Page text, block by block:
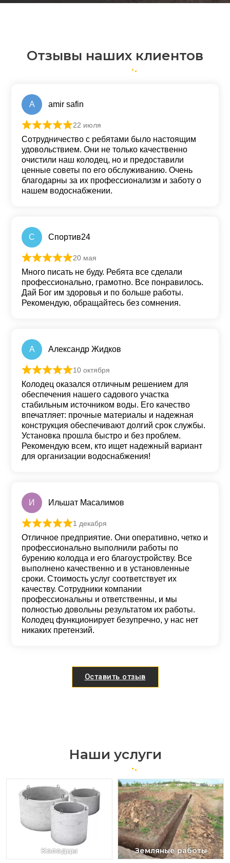
Отзывы наших клиентов
A amir safin
Оценка
22 июля
Сотрудничество с ребятами было настоящим
удовольствием. Они не только качественно
очистили наш колодец, но и предоставили
ценные советы по его обслуживанию. Очень
благодарны за их профессионализм и заботу о
нашем водоснабжении.
С Спортив24
Оценка
20 мая
Много писать не буду. Ребята все сделали
профессионально, грамотно. Все понравилось.
Дай Бог им здоровья и по больше работы.
Рекомендую, обращайтесь без сомнения.
А Александр Жидков
Оценка
10 октября
Колодец оказался отличным решением для
обеспечения нашего садового участка
стабильным источником воды. Его качество
впечатляет: прочные материалы и надежная
конструкция обеспечивают долгий срок службы.
Установка прошла быстро и без проблем.
Рекомендую всем, кто ищет надежный вариант
для организации водоснабжения!
И Ильшат Масалимов
Оценка 5 из 5
1 декабря
Отличное предприятие. Они оперативно, четко и
профессионально выполнили работы по
бурению колодца и его благоустройству. Все
выполнено качественно и в установленные
сроки. Стоимость услуг соответствует их
качеству. Сотрудники компании
профессиональны и ответственны, и мы
полностью довольны результатом их работы.
Колодец функционирует безупречно, у нас нет
никаких претензий.
Оставить отзыв
Наши услуги
Колодцы Земляные работы